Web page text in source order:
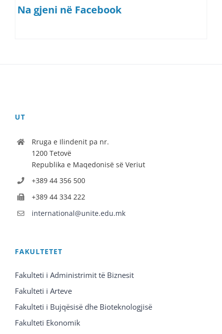
Na gjeni në Facebook
UT
Rruga e Ilindenit pa nr.
1200 Tetovë
Republika e Maqedonisë së Veriut
+389 44 356 500
+389 44 334 222
international@unite.edu.mk
FAKULTETET
Fakulteti i Administrimit të Biznesit
Fakulteti i Arteve
Fakulteti i Bujqësisë dhe Bioteknologjisë
Fakulteti Ekonomik